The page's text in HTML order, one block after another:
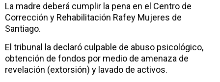
La madre deberá cumplir la pena en el Centro de
Corrección y Rehabilitación Rafey Mujeres de
Santiago.
El tribunal la declaró culpable de abuso psicológico,
obtención de fondos por medio de amenaza de
revelación (extorsión) y lavado de activos.